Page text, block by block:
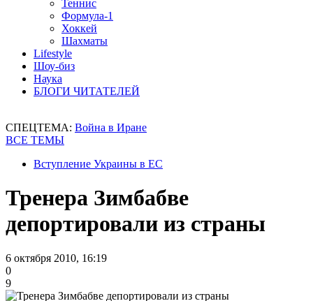
Теннис
Формула-1
Хоккей
Шахматы
Lifestyle
Шоу-биз
Наука
БЛОГИ ЧИТАТЕЛЕЙ
СПЕЦТЕМА: Война в Иране
ВСЕ ТЕМЫ
Вступление Украины в ЕС
Тренера Зимбабве
депортировали из страны
6 октября 2010, 16:19
0
9